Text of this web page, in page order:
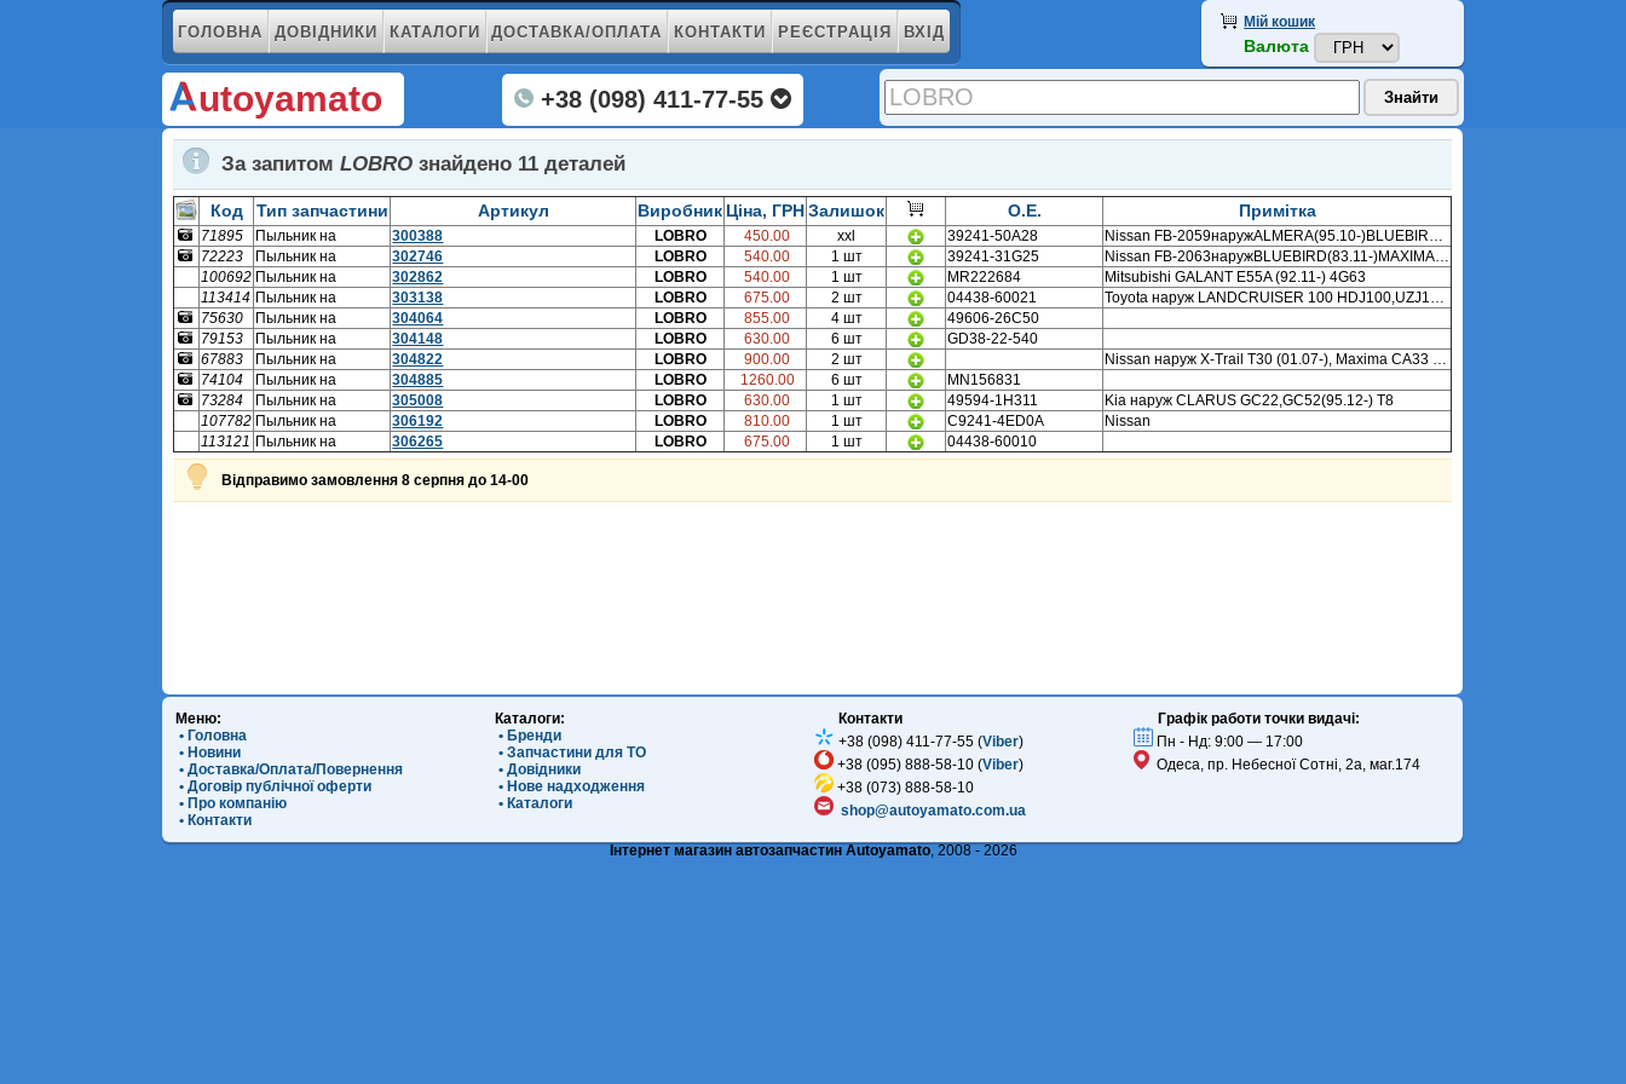
ГОЛОВНА ДОВІДНИКИ КАТАЛОГИ ДОСТАВКА/ОПЛАТА КОНТАКТИ РЕЄСТРАЦІЯ ВХІД
utoyamato +38 (098) 411-77-55
Мій кошик
Валюта
За запитомLOBRO знайдено 11 деталей
Код Тип запчастини Артикул Виробник Ціна, ГРН Залишок O.E. Примітка
71895
Пыльник на
гранату
300388 LOBRO 450.00 xxl 39241-50A28
Nissan FB-2059наружALMERA(95.10-)BLUEBIRD(85.12-)PRIMERA(90.06-)SUNNY(86.06-) GA14,CD20,GA16,E13,E15/16,CD17
72223
Пыльник на
гранату
302746 LOBRO 540.00 1 шт 39241-31G25
Nissan FB-2063наружBLUEBIRD(83.11-)MAXIMA(88.12-)PRAIRIE 4WD(86.08-)TERRANO(87.08-)TERRANO II (93.08-) CA18,CA20,LD20,VQ20DE,VQ30DE,TD25,TD27
100692 Пыльник на
гранату
302862 LOBRO 540.00 1 шт MR222684
Mitsubishi GALANT E55A (92.11-) 4G63
113414 Пыльник на
гранату
303138 LOBRO 675.00 2 шт 04438-60021
Toyota наруж LANDCRUISER 100 HDJ100,UZJ100(98.01-) 1HDFTE,2UZFE
75630
Пыльник на
гранату
304064 LOBRO 855.00 4 шт
49606-26C50
79153
Пыльник на
гранату
304148 LOBRO 630.00 6 шт
GD38-22-540
67883
Пыльник на
гранату
304822 LOBRO 900.00 2 шт
Nissan наруж X-Trail T30 (01.07-), Maxima CA33 (00.01-), Murano Z50 (04.09-), Pathfinder R50 (00.07-), Terrano R50 (00.07-) VQ35DE, QR25DE, ZD30DTI, QR20DE, VQ30DE
74104
Пыльник на
гранату
304885 LOBRO 1260.00 6 шт
MN156831
73284
Пыльник на
гранату
305008 LOBRO 630.00 1 шт 49594-1H311
Kia наруж CLARUS GC22,GC52(95.12-) T8
107782 Пыльник на
гранату
306192 LOBRO 810.00 1 шт C9241-4ED0A
Nissan
113121 Пыльник на
гранату
306265 LOBRO 675.00 1 шт 04438-60010
Відправимо замовлення 8 серпня до 14-00
Меню:
• Головна
• Новини
• Доставка/Оплата/Повернення
• Договір публічної оферти
• Про компанію
• Контакти
Каталоги:
• Бренди
• Запчастини для ТО
• Довідники
• Нове надходження
• Каталоги
Контакти
+38 (098) 411-77-55 (Viber)
+38 (095) 888-58-10 (Viber)
+38 (073) 888-58-10
shop@autoyamato.com.ua
Графік работи точки видачі:
Пн - Нд: 9:00 — 17:00
Одеса, пр. Небесної Сотні, 2а, маг.174
Інтернет магазин автозапчастин Autoyamato, 2008 - 2026